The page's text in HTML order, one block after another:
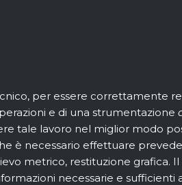
per essere correttamente
e di una strumentazione
tale lavoro nel miglior modo
è necessario effettuare
metrico, restituzione grafica.
necessarie e sufficienti